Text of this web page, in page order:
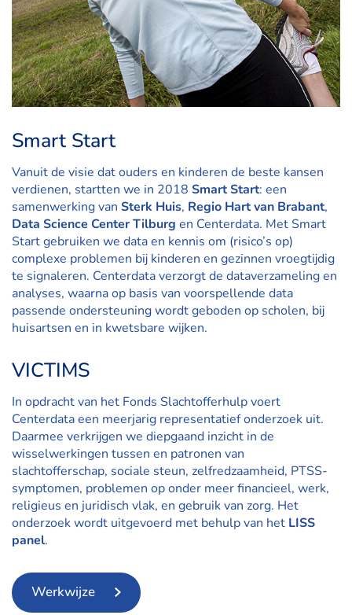
Smart Start
Vanuit de visie dat ouders en kinderen de beste kansen
verdienen, startten we in 2018 Smart Start: een
samenwerking van Sterk Huis, Regio Hart van Brabant,
Data Science Center Tilburg en Centerdata. Met Smart
Start gebruiken we data en kennis om (risico’s op)
complexe problemen bij kinderen en gezinnen vroegtijdig
te signaleren. Centerdata verzorgt de dataverzameling en
analyses, waarna op basis van voorspellende data
passende ondersteuning wordt geboden op scholen, bij
huisartsen en in kwetsbare wijken.
VICTIMS
In opdracht van het Fonds Slachtofferhulp voert
Centerdata een meerjarig representatief onderzoek uit.
Daarmee verkrijgen we diepgaand inzicht in de
wisselwerkingen tussen en patronen van
slachtofferschap, sociale steun, zelfredzaamheid, PTSS-
symptomen, problemen op onder meer financieel, werk,
religieus en juridisch vlak, en gebruik van zorg. Het
onderzoek wordt uitgevoerd met behulp van het LISS
panel.
Werkwijze